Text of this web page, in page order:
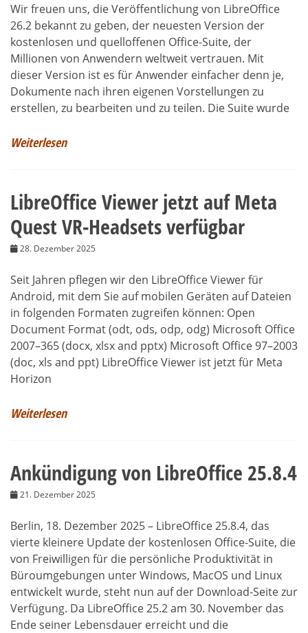
Wir freuen uns, die Veröffentlichung von LibreOffice
26.2 bekannt zu geben, der neuesten Version der
kostenlosen und quelloffenen Office-Suite, der
Millionen von Anwendern weltweit vertrauen. Mit
dieser Version ist es für Anwender einfacher denn je,
Dokumente nach ihren eigenen Vorstellungen zu
erstellen, zu bearbeiten und zu teilen. Die Suite wurde
Weiterlesen
LibreOffice Viewer jetzt auf Meta
Quest VR-Headsets verfügbar
28. Dezember 2025
Seit Jahren pflegen wir den LibreOffice Viewer für
Android, mit dem Sie auf mobilen Geräten auf Dateien
in folgenden Formaten zugreifen können: Open
Document Format (odt, ods, odp, odg) Microsoft Office
2007–365 (docx, xlsx and pptx) Microsoft Office 97–2003
(doc, xls and ppt) LibreOffice Viewer ist jetzt für Meta
Horizon
Weiterlesen
Ankündigung von LibreOffice 25.8.4
21. Dezember 2025
Berlin, 18. Dezember 2025 – LibreOffice 25.8.4, das
vierte kleinere Update der kostenlosen Office-Suite, die
von Freiwilligen für die persönliche Produktivität in
Büroumgebungen unter Windows, MacOS und Linux
entwickelt wurde, steht nun auf der Download-Seite zur
Verfügung. Da LibreOffice 25.2 am 30. November das
Ende seiner Lebensdauer erreicht und die